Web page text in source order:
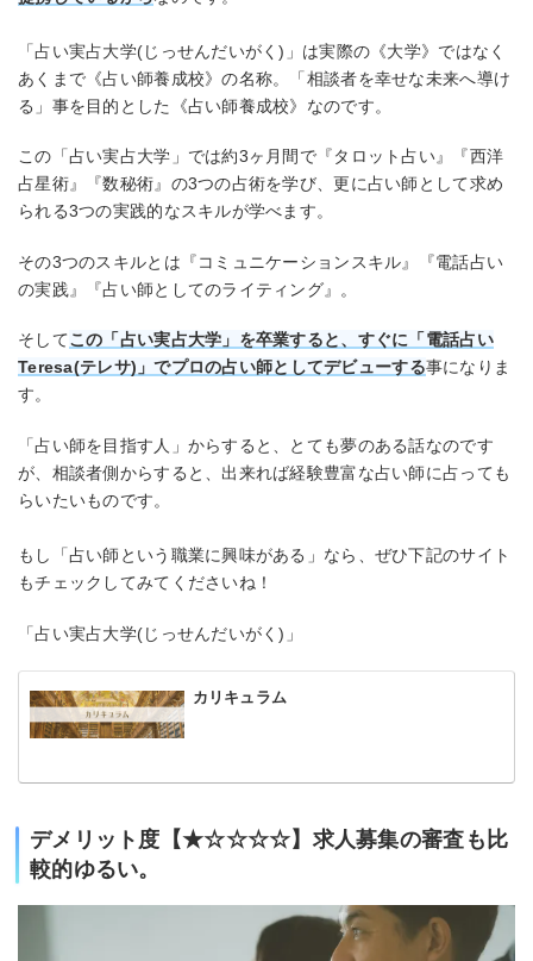
「占い実占大学(じっせんだいがく)」は実際の《大学》ではなく
あくまで《占い師養成校》の名称。「相談者を幸せな未来へ導け
る」事を目的とした《占い師養成校》なのです。
この「占い実占大学」では約3ヶ月間で『タロット占い』『西洋
占星術』『数秘術』の3つの占術を学び、更に占い師として求め
られる3つの実践的なスキルが学べます。
その3つのスキルとは『コミュニケーションスキル』『電話占い
の実践』『占い師としてのライティング』。
そしてこの「占い実占大学」を卒業すると、すぐに「電話占い
Teresa(テレサ)」でプロの占い師としてデビューする事になりま
す。
「占い師を目指す人」からすると、とても夢のある話なのです
が、相談者側からすると、出来れば経験豊富な占い師に占っても
らいたいものです。
もし「占い師という職業に興味がある」なら、ぜひ下記のサイト
もチェックしてみてくださいね！
「占い実占大学(じっせんだいがく)」
カリキュラム
デメリット度【★☆☆☆☆】求人募集の審査も比
較的ゆるい。